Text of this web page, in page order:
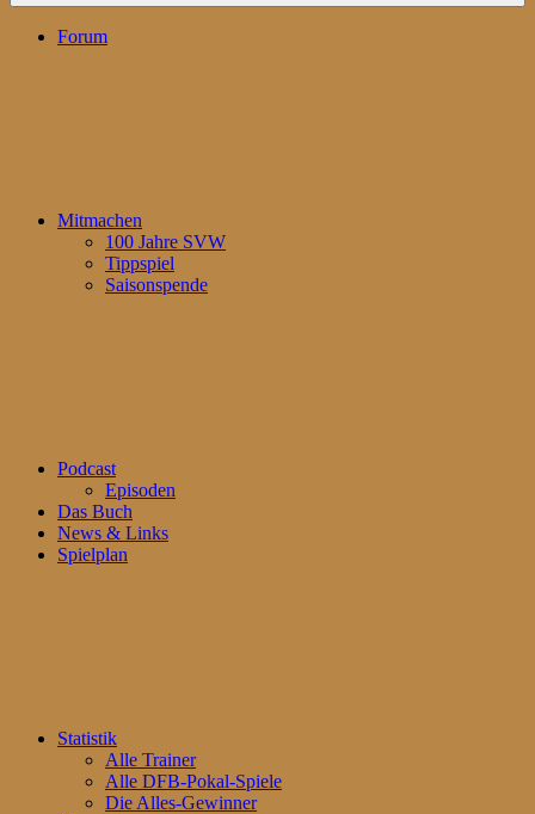
Forum
Mitmachen
100 Jahre SVW
Tippspiel
Saisonspende
Podcast
Episoden
Das Buch
News & Links
Spielplan
Statistik
Alle Trainer
Alle DFB-Pokal-Spiele
Die Alles-Gewinner